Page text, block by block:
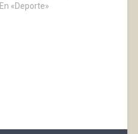
Soria, ganador del
En «Deporte»